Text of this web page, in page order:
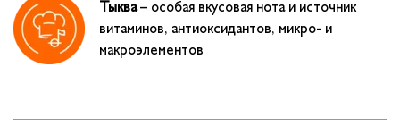
Тыква– особая вкусовая нота и источник
витаминов, антиоксидантов, микро- и
макроэлементов